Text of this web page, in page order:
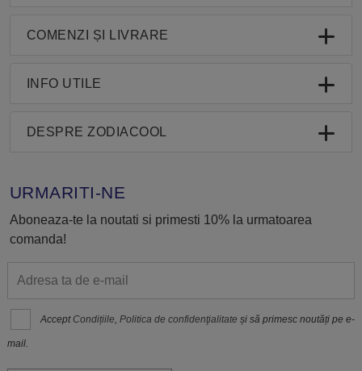
COMENZI ȘI LIVRARE
INFO UTILE
DESPRE ZODIACOOL
URMARITI-NE
Aboneaza-te la noutati si primesti 10% la urmatoarea
comanda!
Accept Condițiile,Politica de confidenţialitate și să primesc noutăți pe e-
mail.